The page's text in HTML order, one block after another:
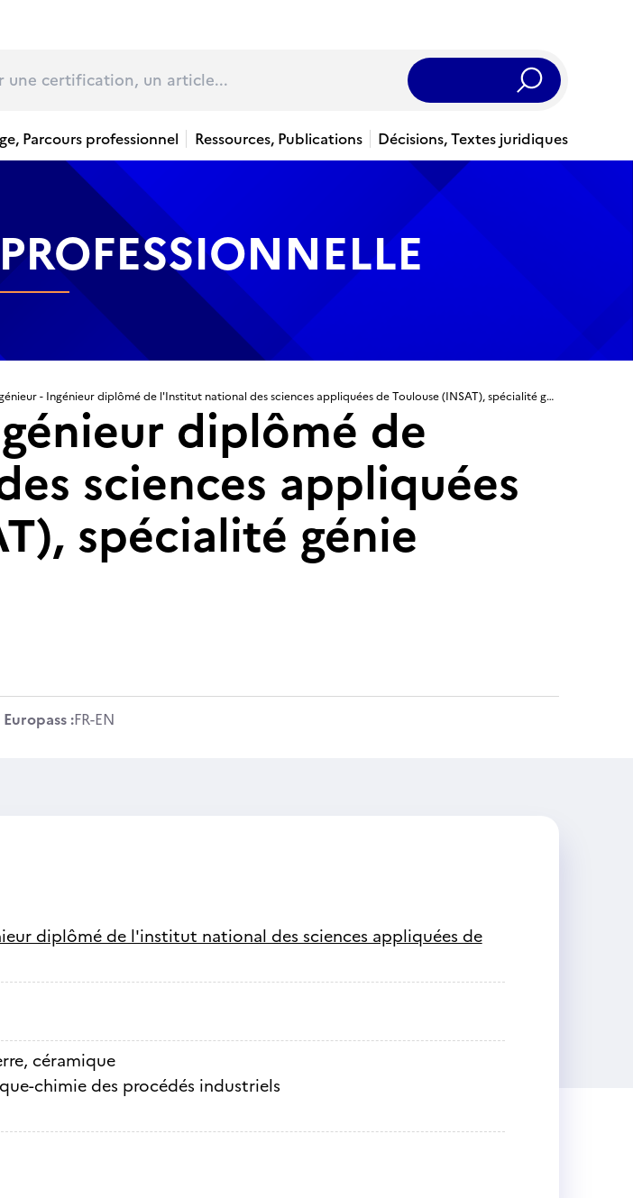
Rechercher
Parcours professionnel Ressources, Publications Décisions, Textes juridiques
Titre ingénieur - Ingénieur diplômé de l'Institut national des sciences appliquées de Toulouse (INSAT), spécialité génie physique
diplômé de
sciences appliquées
spécialité génie
:FR-EN
diplômé de l'institut national des sciences appliquées de
céramique
chimie des procédés industriels